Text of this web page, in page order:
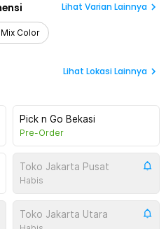
Lihat Varian Lainnya
Mix Color
Lihat Lokasi Lainnya
Pick n Go Bekasi
Pre-Order
Toko Jakarta Pusat
Habis
Toko Jakarta Utara